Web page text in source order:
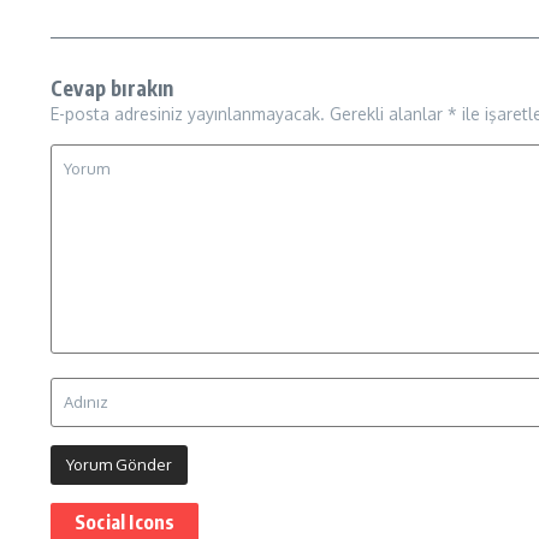
Cevap bırakın
E-posta adresiniz yayınlanmayacak. Gerekli alanlar * ile
Social Icons